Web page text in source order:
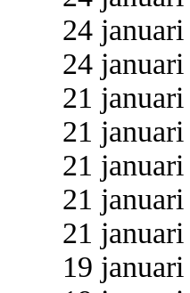
24
24
21
21
21
21
21
19